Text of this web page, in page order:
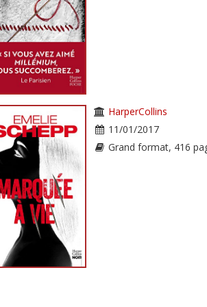
HarperCollins
11/01/2017
Grand format, 416